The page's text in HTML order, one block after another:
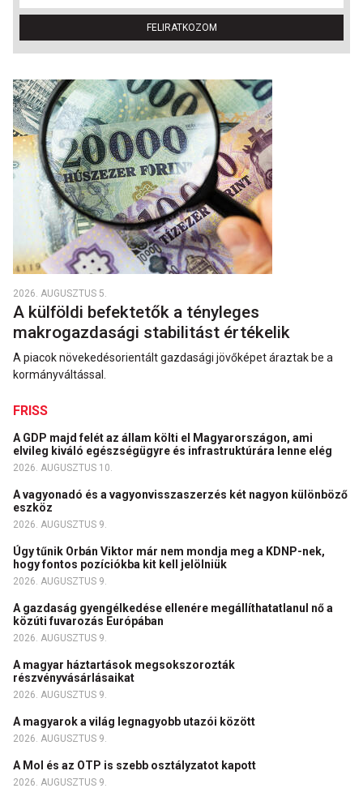
FELIRATKOZOM
2026. AUGUSZTUS 5.
A külföldi befektetők a tényleges
makrogazdasági stabilitást értékelik
A piacok növekedésorientált gazdasági jövőképet áraztak be a
kormányváltással.
FRISS
A GDP majd felét az állam költi el Magyarországon, ami
elvileg kiváló egészségügyre és infrastruktúrára lenne elég
2026. AUGUSZTUS 10.
A vagyonadó és a vagyonvisszaszerzés két nagyon különböző
eszköz
2026. AUGUSZTUS 9.
Úgy tűnik Orbán Viktor már nem mondja meg a KDNP-nek,
hogy fontos pozíciókba kit kell jelölniük
2026. AUGUSZTUS 9.
A gazdaság gyengélkedése ellenére megállíthatatlanul nő a
közúti fuvarozás Európában
2026. AUGUSZTUS 9.
A magyar háztartások megsokszorozták
részvényvásárlásaikat
2026. AUGUSZTUS 9.
A magyarok a világ legnagyobb utazói között
2026. AUGUSZTUS 9.
A Mol és az OTP is szebb osztályzatot kapott
2026. AUGUSZTUS 9.